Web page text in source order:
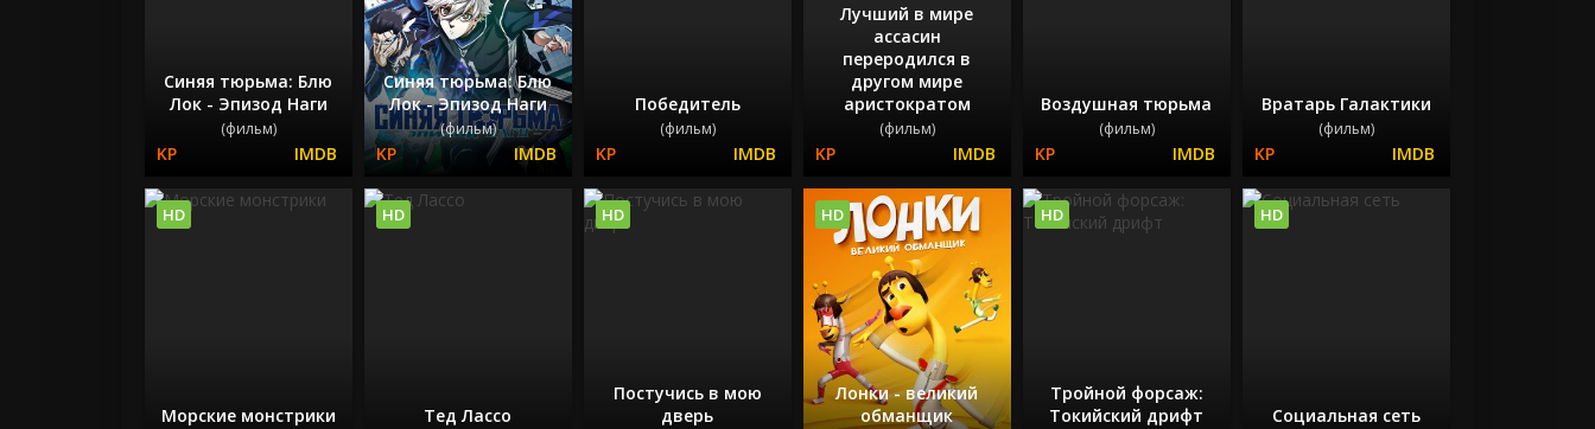
Синяя тюрьма: Блю
Лок - Эпизод Наги
(фильм)
Синяя тюрьма: Блю
Лок - Эпизод Наги
(фильм)
Победитель
(фильм)
Лучший в мире
ассасин
переродился в
другом мире
аристократом
(фильм)
Воздушная тюрьма
(фильм)
Вратарь Галактики
(фильм)
Морские монстрики
HD
Тед Лассо
HD
Постучись в мою
дверь
HD
Лонки - великий
обманщик
HD
Тройной форсаж:
Токийский дрифт
HD
Социальная сеть
HD